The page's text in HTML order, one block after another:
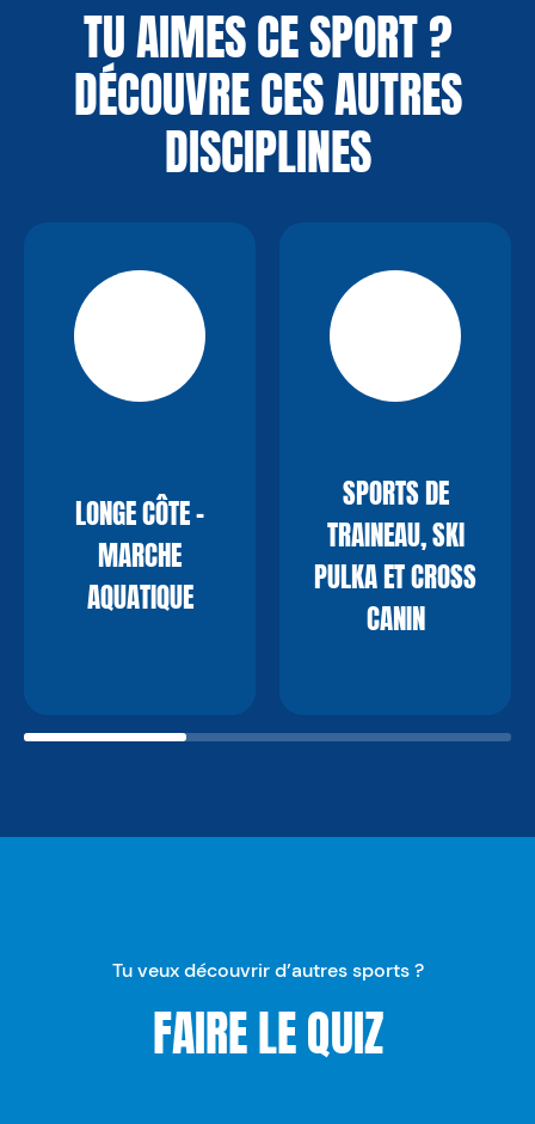
TU AIMES CE SPORT ?
DÉCOUVRE CES AUTRES
DISCIPLINES
LONGE CÔTE -
MARCHE
AQUATIQUE
SPORTS DE
TRAINEAU, SKI
PULKA ET CROSS
CANIN
Tu veux découvrir d’autres sports ?
FAIRE LE QUIZ